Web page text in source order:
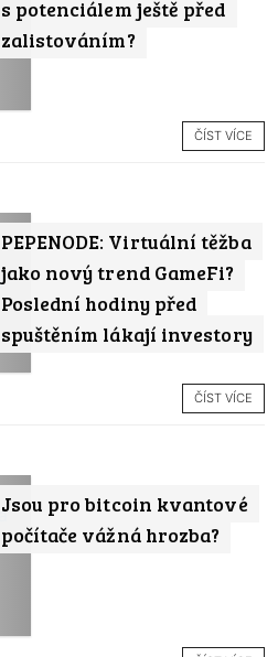
s potenciálem ještě před
zalistováním?
ČÍST VÍCE
PEPENODE: Virtuální těžba
jako nový trend GameFi?
Poslední hodiny před
spuštěním lákají investory
ČÍST VÍCE
Jsou pro bitcoin kvantové
počítače vážná hrozba?